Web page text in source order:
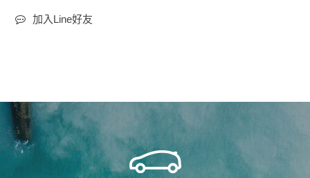
加入Line好友